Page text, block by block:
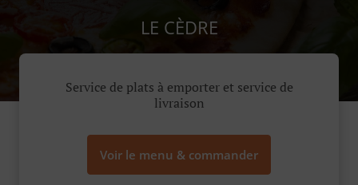
LE CÈDRE
Service de plats à emporter et service de
livraison
Voir le menu & commander